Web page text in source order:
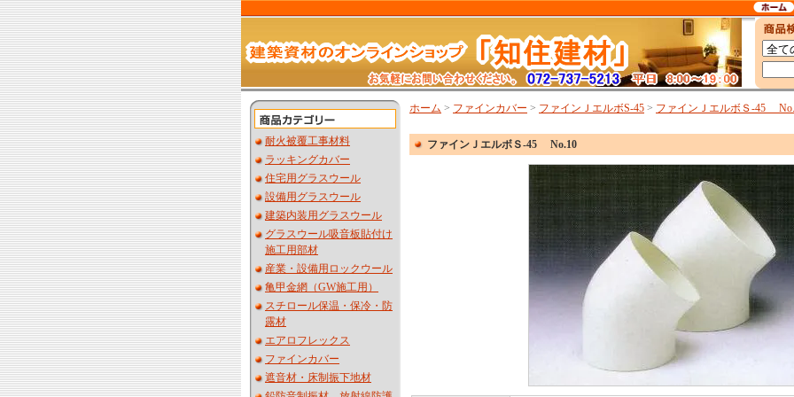
耐火被覆工事材料
ラッキングカバー
住宅用グラスウール
設備用グラスウール
建築内装用グラスウール
グラスウール吸音板貼付け
施工用部材
産業・設備用ロックウール
亀甲金網（GW施工用）
スチロール保温・保冷・防
露材
エアロフレックス
ファインカバー
遮音材・床制振下地材
ホーム > ファインカバー > ファインＪエルボS-45 > ファインＪエルボＳ-45
ファインＪエルボＳ-45 No.10